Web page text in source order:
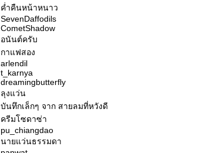
ผู้ที่เกื้อหนุนกันมา
สอนอีกครั้ง
ครู
คำสารภาพของครูโยคะ
Solfeggio Healing Tones กับ Inception ที่เกิดกะเรา
ฝันฝืนตื่นแล้วฝัน เขียนไปเรื่อย..
อยู่บ้านมาครบปีแล้ว
ใจ .. ของเมล็ดที่ยังอ่อน และเด็กน้อยที่ต้องออกมาก่อน
กำหนด
เลือกสิ่งแวดล้อมดีๆ บนเฟสบุ๊ค
เพลงเก่าๆ เรื่องเหงาเก่าๆ
เรื่องใหญ่ ของใครของมัน
ค่ำคืนหน้าหนาว
SevenDaffodils
CometShadow
อนันต์ครับ
กาแฟสอง
arlendil
t_karnya
dreamingbutterfly
ลุงแว่น
บันทึกเล็กๆ จาก สายลมที่หวังดี
ครีมโซดาซ่า
pu_chiangdao
นายแว่นธรรมดา